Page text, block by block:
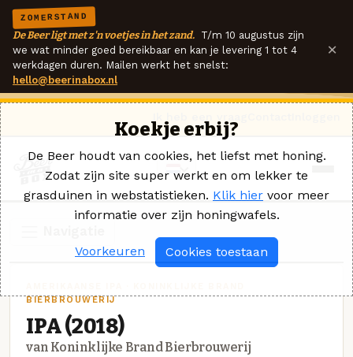
ZOMERSTAND
De Beer ligt met z'n voetjes in het zand. T/m 10 augustus zijn
we wat minder goed bereikbaar en kan je levering 1 tot 4
werkdagen duren. Mailen werkt het snelst:
hello@beerinabox.nl
×
BIERBROUWERIJ
IPA (2018)
van Koninklijke Brand Bierbrouwerij
Koekje erbij?
De Beer houdt van cookies, het liefst met honing.
Zodat zijn site super werkt en om lekker te
grasduinen in webstatistieken. Klik hier voor meer
informatie over zijn honingwafels.
Voorkeuren Cookies toestaan